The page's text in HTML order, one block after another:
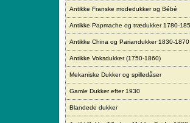
Antikke Franske modedukker og Bébé
Antikke Papmache og trædukker 1780-
Antikke China og Pariandukker 1830-1870
Antikke Voksdukker (1750-1860)
Mekaniske Dukker og spilledåser
Gamle Dukker efter 1930
Blandede dukker